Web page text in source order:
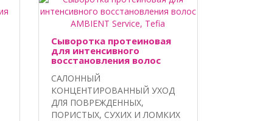
Сыворотка протеиновая
для интенсивного
восстановления волос
AMBIENT Service, Tefia
САЛОННЫЙ
КОНЦЕНТИРОВАННЫЙ УХОД
ДЛЯ ПОВРЕЖДЕННЫХ,
ПОРИСТЫХ, СУХИХ И ЛОМКИХ